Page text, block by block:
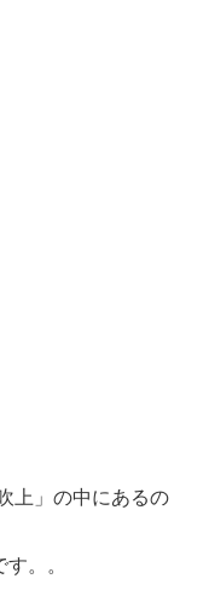
上」の中にあるの
。。